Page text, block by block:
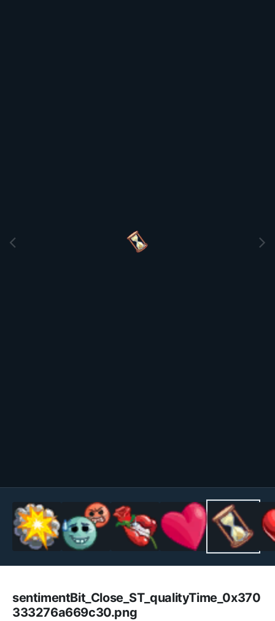
sentimentBit_Close_ST_qualityTime_0x370
333276a669c30.png